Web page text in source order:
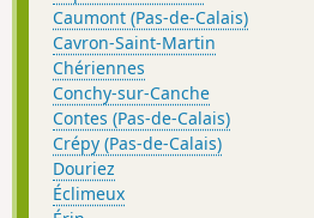
Caumont (Pas-de-Calais)
Cavron-Saint-Martin
Chériennes
Conchy-sur-Canche
Contes (Pas-de-Calais)
Crépy (Pas-de-Calais)
Douriez
Éclimeux